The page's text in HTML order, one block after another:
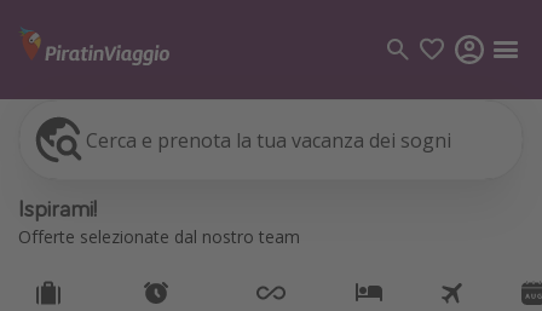
Cerca e prenota la tua vacanza dei sogni
Ispirami!
Offerte selezionate dal nostro team
Pacchetti
Voli
Vacanze